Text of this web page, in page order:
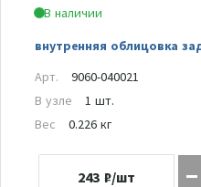
В наличии
внутренняя облицовка
Арт.
9060-040021
В узле
1 шт.
Вес
0.226 кг
243 ₽/шт